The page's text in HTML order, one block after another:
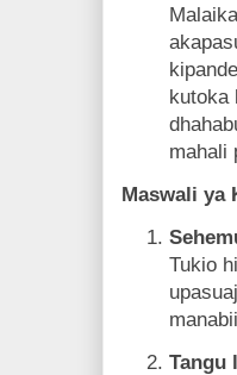
kutoka
mahali
Maswali ya
Tukio
Tangu